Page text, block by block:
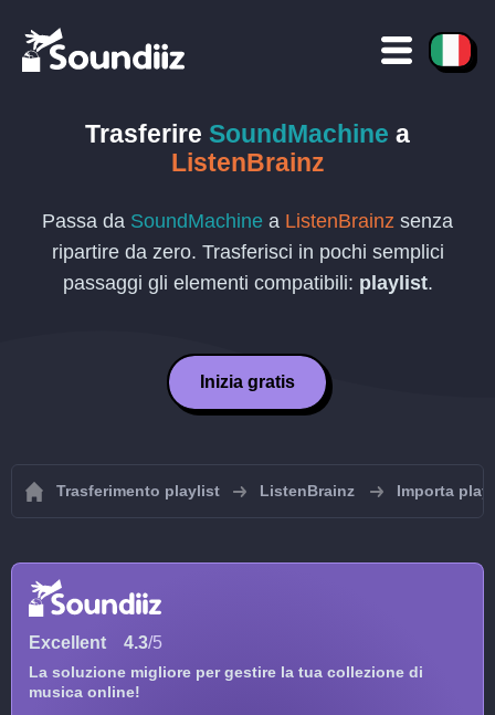
Trasferire SoundMachine a
ListenBrainz
Passa da SoundMachine a ListenBrainz senza
ripartire da zero. Trasferisci in pochi semplici
passaggi gli elementi compatibili: playlist.
Inizia gratis
Trasferimento playlist ListenBrainz Importa
Excellent 4.3/5
La soluzione migliore per gestire la tua collezione di
musica online!